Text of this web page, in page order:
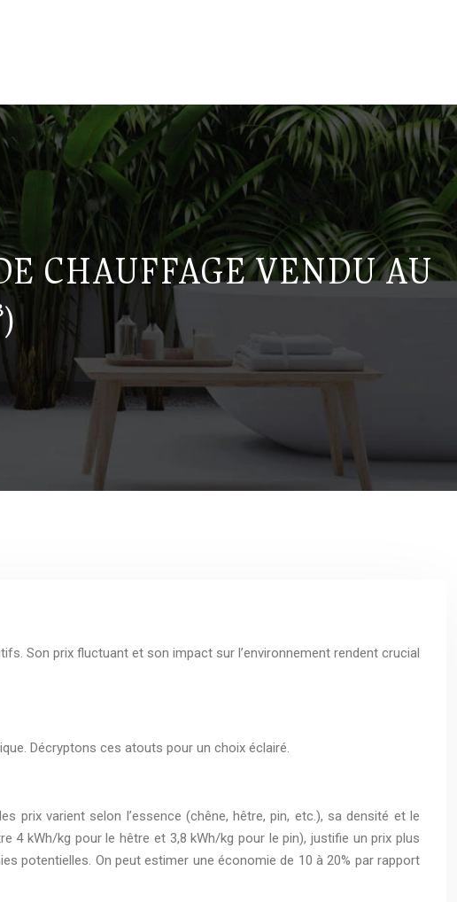
CHAUFFAGE VENDU AU
Son prix fluctuant et son impact sur l’environnement rendent crucial
Décryptons ces atouts pour un choix éclairé.
prix varient selon l’essence (chêne, hêtre, pin, etc.), sa densité et le
4 kWh/kg pour le hêtre et 3,8 kWh/kg pour le pin), justifie un prix plus
potentielles. On peut estimer une économie de 10 à 20% par rapport